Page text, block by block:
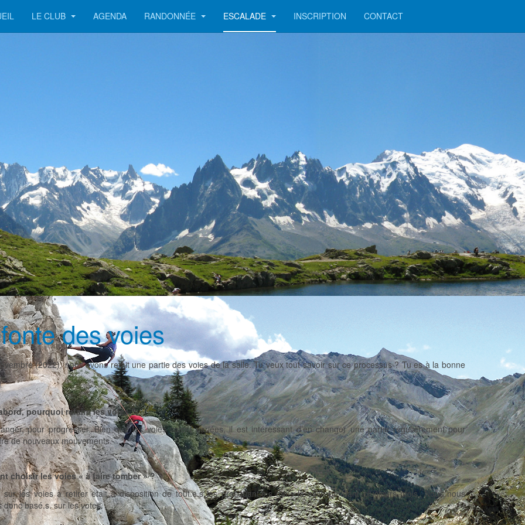
LE CLUB AGENDA RANDONNÉE ESCALADE INSCRIPTION CONTACT
des voies
(2022), nous avons refait une partie des voies de la salle. Tu veux tout savoir sur ce processus ? Tu es à la bonne
pourquoi refaire les voies ?
pour progresser. Bien que les voies soient variées, il est intéressant d’en changer une partie régulièrement pour
de nouveaux mouvements.
choisir les voies « à faire tomber » ?
sur les voies à retirer était à disposition de tout.e.s les pratiquant.e.s dans la salle pendant plusieurs mois. Nous nous
donc basé.s. sur les votes.